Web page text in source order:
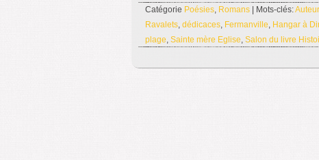
Catégorie Poésies, Romans | Mots-clés:
Ravalets, dédicaces, Fermanville, Hangar à
plage, Sainte mère Eglise, Salon du livre